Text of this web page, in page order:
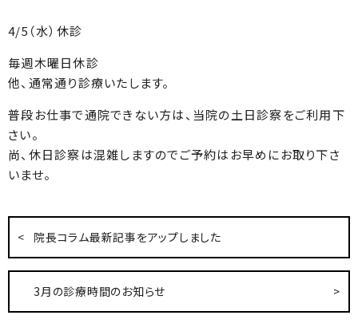
4/5（水）休診
毎週木曜日休診
他、通常通り診療いたします。
普段お仕事で通院できない方は、当院の土日診察をご利用下
さい。
尚、休日診察は混雑しますのでご予約はお早めにお取り下さ
いませ。
院長コラム最新記事をアップしました
3月の診療時間のお知らせ